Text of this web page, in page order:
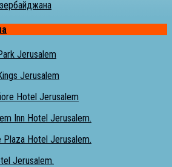
Jerusalem
Jerusalem
Hotel Jerusalem
Inn Hotel Jerusalem.
Plaza Hotel Jerusalem.
Jerusalem.